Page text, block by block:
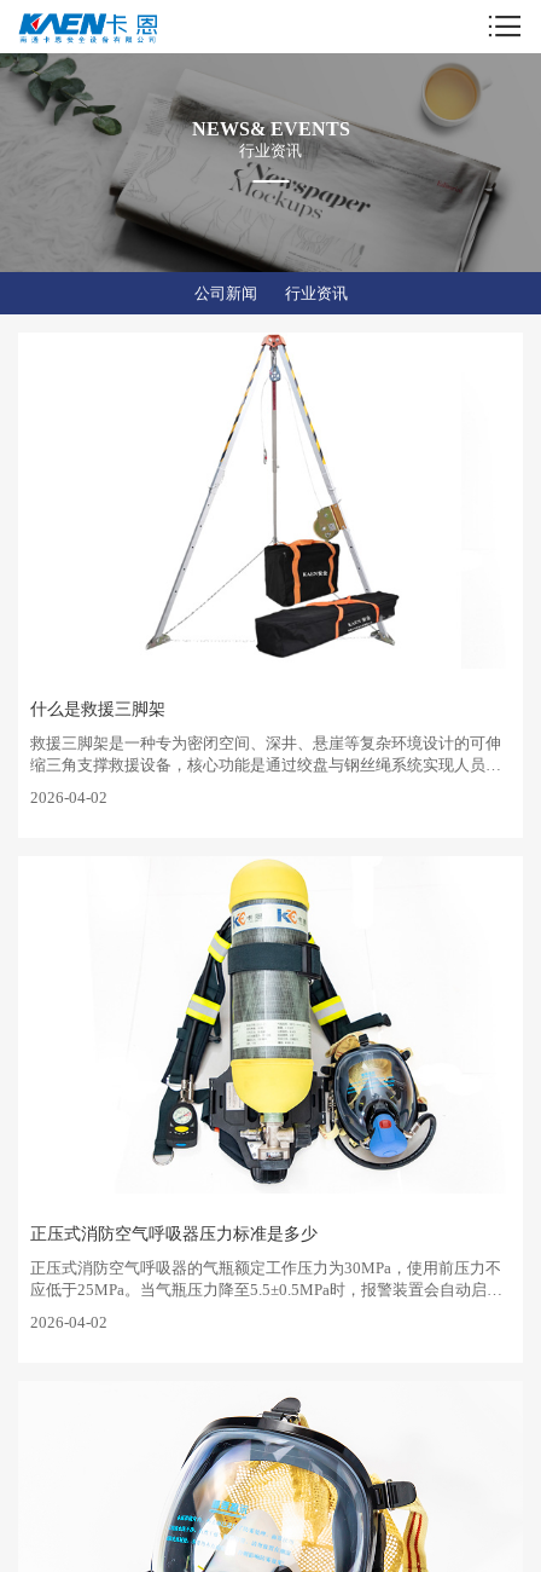
NEWS& EVENTS
行业资讯
公司新闻 行业资讯
什么是救援三脚架
‌救援三脚架是一种专为密闭空间、深井、悬崖等复杂环境设计的可伸
缩三角支撑救援设备，核心功能是通过绞盘与钢丝绳系统实现人员或
与组成‌三角支架‌···
2026-04-02
正压式消防空气呼吸器压力标准是多少
‌正压式消防空气呼吸器的气瓶额定工作压力为30MPa，使用前压力不
应低于25MPa‌。当气瓶压力降至5.5±0.5MPa时，报警装置会自动启
2026-04-02